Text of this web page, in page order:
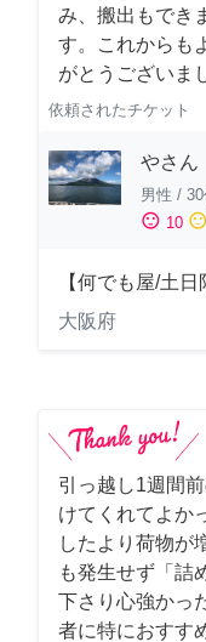
み、搬出もでき
す。これからも
がとうございま
依頼されたチケット
やさん
男性 /
sentiment_satisfied 10 sentiment_neutral
【何でも屋/土
大阪府
引っ越し1週間
けてくれてよか
したより荷物が
も発生せず「詰
下さり心強かっ
者に特におすす